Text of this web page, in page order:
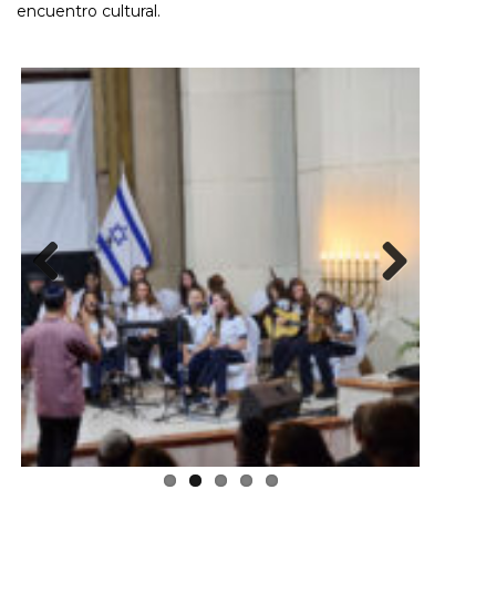
encuentro cultural.
Previous Next